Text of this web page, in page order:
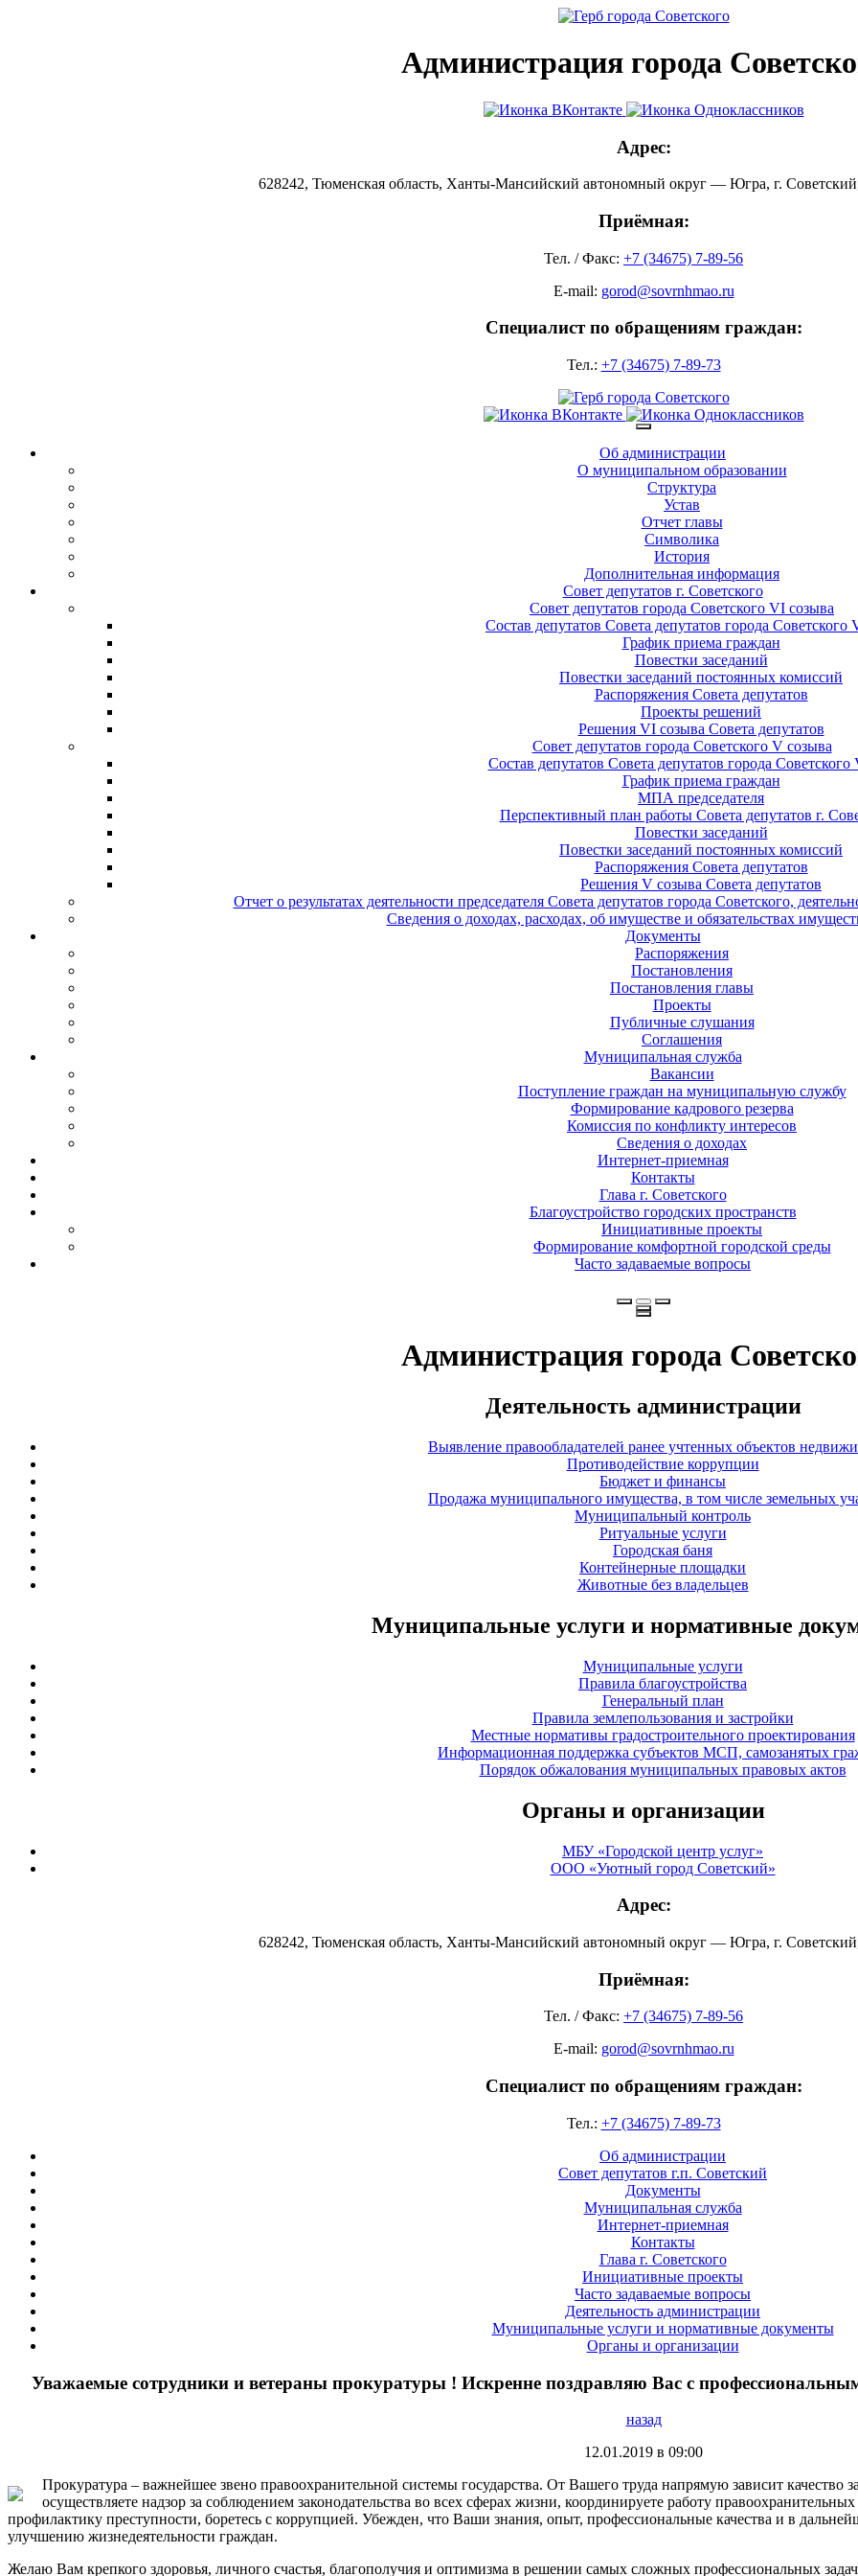
Администрация города
Адрес:
628242, Тюменская область, Ханты-Мансийский автономный округ — Югра, г.
Приёмная:
Тел. / Факс: +7 (34675) 7-89-56
E-mail: gorod@sovrnhmao.ru
Специалист по обращениям граждан:
Тел.: +7 (34675) 7-89-73
Об администрации
О муниципальном образовании
Структура
Устав
Отчет главы
Символика
История
Дополнительная информация
Совет депутатов г. Советского
Совет депутатов города Советского VI созыва
Состав депутатов Совета депутатов города Советского
График приема граждан
Повестки заседаний
Повестки заседаний постоянных комиссий
Распоряжения Совета депутатов
Проекты решений
Решения VI созыва Совета депутатов
Совет депутатов города Советского V созыва
Состав депутатов Совета депутатов города Советского
График приема граждан
МПА председателя
Перспективный план работы Совета депутатов г.
Повестки заседаний
Повестки заседаний постоянных комиссий
Распоряжения Совета депутатов
Решения V созыва Совета депутатов
Отчет о результатах деятельности председателя Совета депутатов города Советского,
Сведения о доходах, расходах, об имуществе и обязательствах
Документы
Распоряжения
Постановления
Постановления главы
Проекты
Публичные слушания
Соглашения
Муниципальная служба
Вакансии
Поступление граждан на муниципальную службу
Формирование кадрового резерва
Комиссия по конфликту интересов
Сведения о доходах
Интернет-приемная
Контакты
Глава г. Советского
Благоустройство городских пространств
Инициативные проекты
Формирование комфортной городской среды
Часто задаваемые вопросы
Администрация города
Деятельность администрации
Выявление правообладателей ранее учтенных объектов
Противодействие коррупции
Бюджет и финансы
Продажа муниципального имущества, в том числе земельных
Муниципальный контроль
Ритуальные услуги
Городская баня
Контейнерные площадки
Животные без владельцев
Муниципальные услуги и нормативные
Муниципальные услуги
Правила благоустройства
Генеральный план
Правила землепользования и застройки
Местные нормативы градостроительного проектирования
Информационная поддержка субъектов МСП, самозанятых
Порядок обжалования муниципальных правовых актов
Органы и организации
МБУ «Городской центр услуг»
ООО «Уютный город Советский»
Адрес:
628242, Тюменская область, Ханты-Мансийский автономный округ — Югра, г.
Приёмная:
Тел. / Факс: +7 (34675) 7-89-56
E-mail: gorod@sovrnhmao.ru
Специалист по обращениям граждан:
Тел.: +7 (34675) 7-89-73
Об администрации
Совет депутатов г.п. Советский
Документы
Муниципальная служба
Интернет-приемная
Контакты
Глава г. Советского
Инициативные проекты
Часто задаваемые вопросы
Деятельность администрации
Муниципальные услуги и нормативные документы
Органы и организации
Уважаемые сотрудники и ветераны прокуратуры ! Искренне поздравляю Вас с
назад
12.01.2019 в 09:00
Прокуратура – важнейшее звено правоохранительной системы государства. От Вашего труда напрямую зависит
осуществляете надзор за соблюдением законодательства во всех сферах жизни, координируете работу
профилактику преступности, боретесь с коррупцией. Убежден, что Ваши знания, опыт, профессиональные качества и в
улучшению жизнедеятельности граждан.
Желаю Вам крепкого здоровья, личного счастья, благополучия и оптимизма в решении самых сложных профессиональных